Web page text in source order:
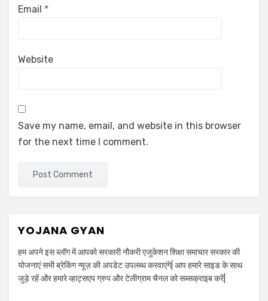
Email *
Website
Save my name, email, and website in this browser
for the next time I comment.
YOJANA GYAN
हम अपने इस ब्लॉग में आपको सरकारी नौकरी एजुकेशन शिक्षा समाचार सरकार की
योजनाएं सभी ब्रेकिंग न्यूज़ की अपडेट उपलब्ध करवाएंगे| आप हमारे साइड के साथ
जुड़े रहें और हमारे व्हाट्सएप ग्रुप और टेलीग्राम चैनल को सब्सक्राइब करें|